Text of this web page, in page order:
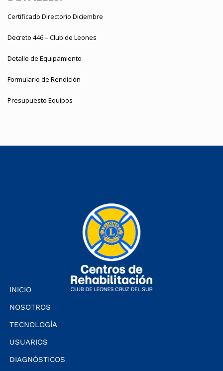
Certificado Directorio Diciembre
Decreto 446 – Club de Leones
Detalle de Equipamiento
Formulario de Rendición
Presupuesto Equipos
INICIO
NOSOTROS
TECNOLOGÍA
USUARIOS
DIAGNÓSTICOS